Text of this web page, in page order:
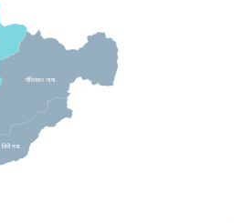
गौरिशंकर गा.पा.
जिरी न.पा.